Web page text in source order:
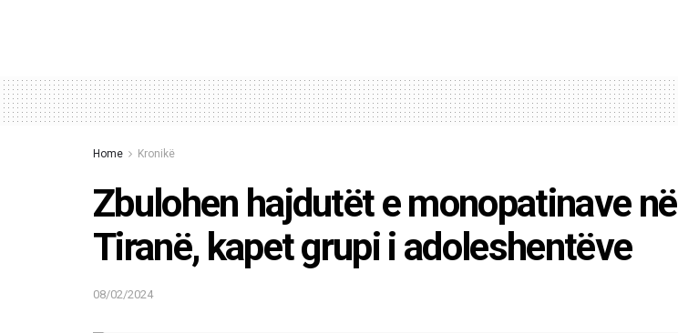
Home Kronikë
Zbulohen hajdutët e monopatinave në
Tiranë, kapet grupi i adoleshentëve
08/02/2024